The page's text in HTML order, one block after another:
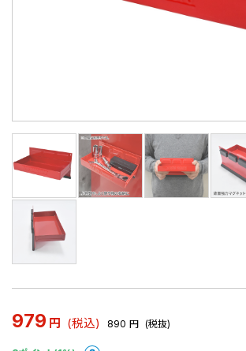
979 円 (税込) 890 円 (税抜)